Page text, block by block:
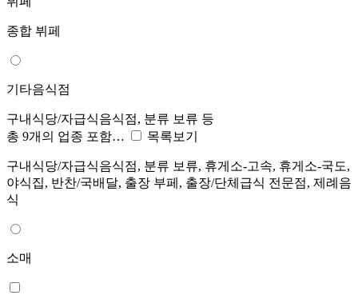
종합 뷔페
기타음식점
구내식당/자급식음식점, 분류 보류 등
총 9개의 업종 포함…
목록보기
구내식당/자급식음식점, 분류 보류, 휴게소-고속, 휴게소-국도,
야식집, 반찬/국배달, 출장 부페, 출장/단체급식 전문점, 제례음
식
소매